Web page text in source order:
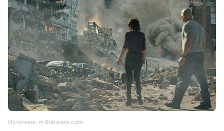
Источник: m.thaiware.com